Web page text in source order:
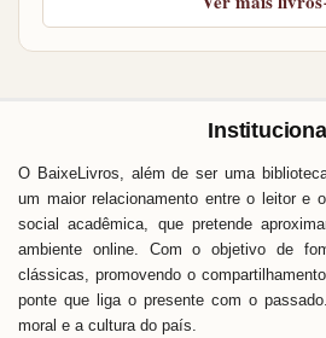
O BaixeLivros, além de ser uma
um maior relacionamento entre o leitor e
social acadêmica, que pretende
ambiente online. Com o objetivo de
clássicas, promovendo o
ponte que liga o presente com o
moral e a cultura do país.